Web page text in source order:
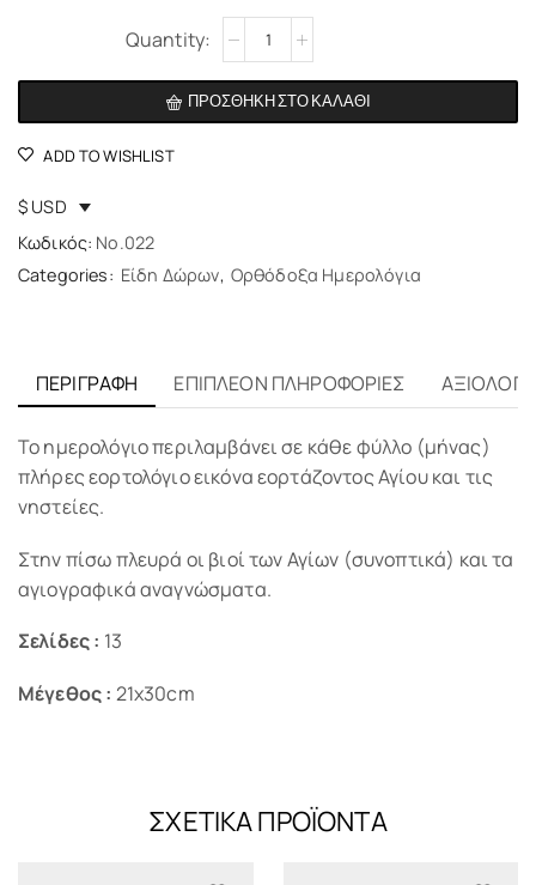
ΠΡΟΣΘΉΚΗ ΣΤΟ ΚΑΛΆΘΙ
Alternative:
ADD TO WISHLIST
$ USD
Κωδικός: No.022
Categories: Είδη Δώρων, Ορθόδοξα Ημερολόγια
ΠΕΡΙΓΡΑΦΉ ΕΠΙΠΛΈΟΝ ΠΛΗΡΟΦΟΡΊΕΣ
Το ημερολόγιο περιλαμβάνει σε κάθε φύλλο (μήνας)
πλήρες εορτολόγιο εικόνα εορτάζοντος Αγίου και τις
νηστείες.
Στην πίσω πλευρά οι βιοί των Αγίων (συνοπτικά) και τα
αγιογραφικά αναγνώσματα.
Σελίδες : 13
Μέγεθος : 21x30cm
ΣΧΕΤΙΚΆ ΠΡΟΪΌΝΤΑ